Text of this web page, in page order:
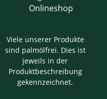
Viele unserer Produkte
sind palmölfrei. Dies ist
jeweils in der
Produktbeschreibung
gekennzeichnet.